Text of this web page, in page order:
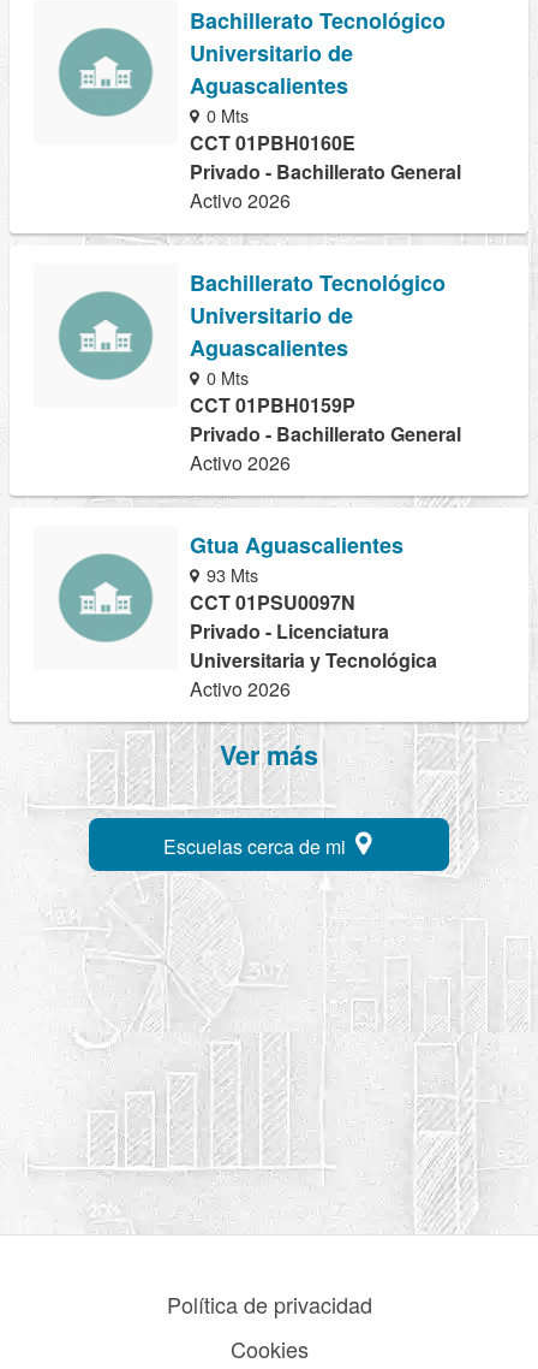
Bachillerato Tecnológico
Universitario de
Aguascalientes
0 Mts
CCT 01PBH0160E
Privado - Bachillerato General
Activo 2026
Bachillerato Tecnológico
Universitario de
Aguascalientes
0 Mts
CCT 01PBH0159P
Privado - Bachillerato General
Activo 2026
Gtua Aguascalientes
93 Mts
CCT 01PSU0097N
Privado - Licenciatura
Universitaria y Tecnológica
Activo 2026
Ver más
Escuelas cerca de mi
Política de privacidad
Cookies